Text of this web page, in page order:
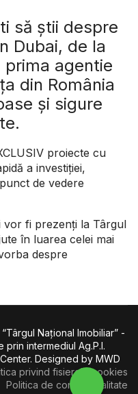
să știi despre
Dubai, de la
prima agentie
din România
și sigure
proiecte cu
a investiției,
de vedere
vor fi prezenți la Târgul
în luarea celei mai
despre
Naţional Imobiliar” -
intermediul Ag.P.I.
Designed by MWD
privind fisierele cookies
Politica de confidentialitate